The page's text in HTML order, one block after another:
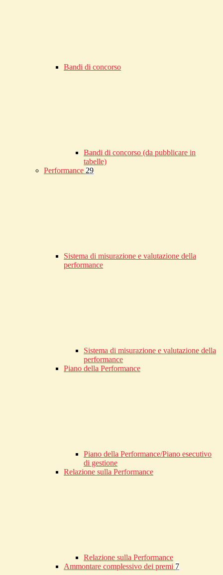
Bandi di concorso
Bandi di concorso (da pubblicare in
tabelle)
Performance 29
Sistema di misurazione e valutazione della
performance
Sistema di misurazione e valutazione della
performance
Piano della Performance
Piano della Performance/Piano esecutivo
di gestione
Relazione sulla Performance
Relazione sulla Performance
Ammontare complessivo dei premi 7